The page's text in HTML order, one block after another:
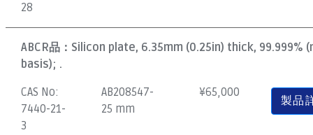
28
ABCR品： Silicon plate, 6.35mm (0.25in) thick, 99.999%
basis); .
CAS No:
7440-21-
3
AB208547-
25 mm
¥65,000
製品